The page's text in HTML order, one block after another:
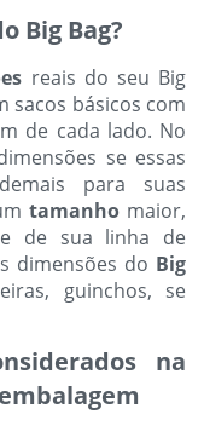
Big Bag?
reais do seu Big
sacos básicos com
de cada lado. No
se essas
para suas
tamanho maior,
de sua linha de
dimensões do Big
guinchos, se
na